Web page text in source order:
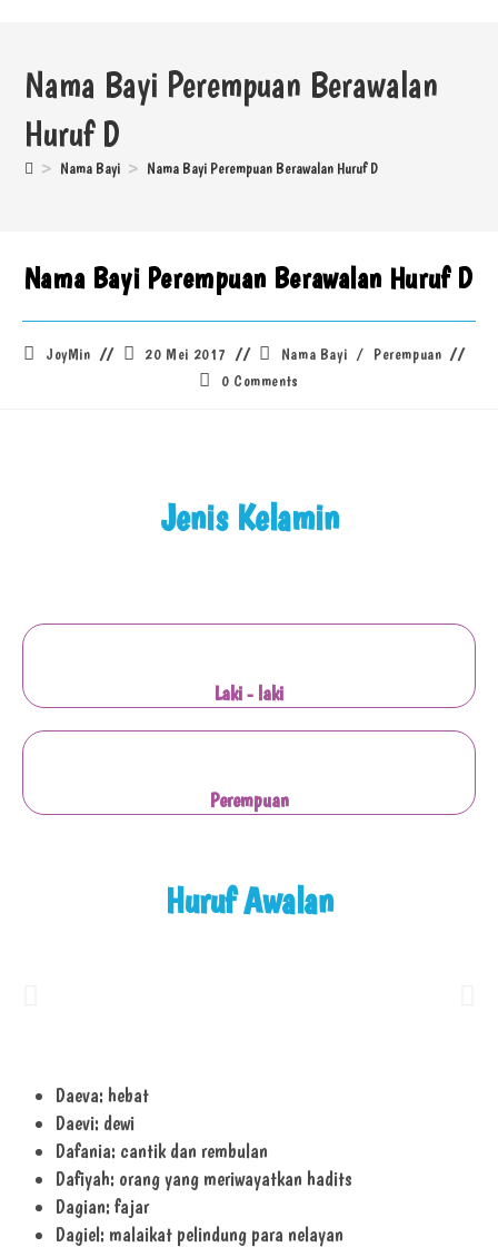
Nama Bayi Perempuan Berawalan
Huruf D
> Nama Bayi > Nama Bayi Perempuan Berawalan Huruf D
Nama Bayi Perempuan Berawalan Huruf D
JoyMin 20 Mei 2017 Nama Bayi /
Perempuan
0 Comments
Jenis Kelamin
Laki - laki
Perempuan
Huruf Awalan
Daeva: hebat
Daevi: dewi
Dafania: cantik dan rembulan
Dafiyah: orang yang meriwayatkan hadits
Dagian: fajar
Dagiel: malaikat pelindung para nelayan